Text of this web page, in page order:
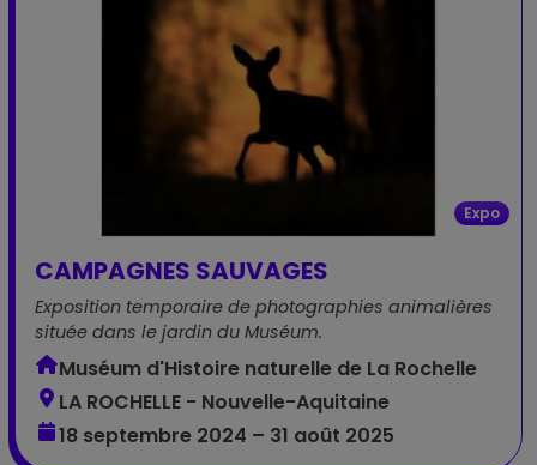
Expo
CAMPAGNES SAUVAGES
Exposition temporaire de photographies animalières
située dans le jardin du Muséum.
Muséum d'Histoire naturelle de La Rochelle
LA ROCHELLE - Nouvelle-Aquitaine
18 septembre 2024 – 31 août 2025